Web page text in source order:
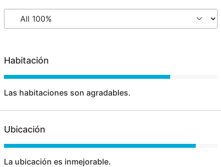
Habitación
Las habitaciones son agradables.
Ubicación
La ubicación es inmejorable.